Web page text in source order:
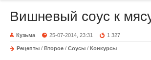
Вишневый соус к
Кузьма 25-07-2014, 23:31 1 327
Рецепты / Второе / Соусы / Конкурсы